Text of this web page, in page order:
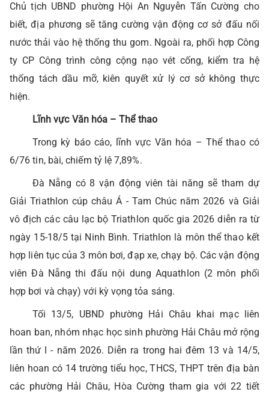
Chủ tịch UBND phường Hội An Nguyễn Tấn Cường cho
biết, địa phương sẽ tăng cường vận động cơ sở đấu nối
nước thải vào hệ thống thu gom. Ngoài ra, phối hợp Công
ty CP Công trình công cộng nạo vét cống, kiểm tra hệ
thống tách dầu mỡ, kiên quyết xử lý cơ sở không thực
hiện.
Lĩnh vực Văn hóa – Thể thao
Trong kỳ báo cáo, lĩnh vực Văn hóa – Thể thao có
6/76 tin, bài, chiếm tỷ lệ 7,89%.
Đà Nẵng có 8 vận động viên tài năng sẽ tham dự
Giải Triathlon cúp châu Á - Tam Chúc năm 2026 và Giải
vô địch các câu lạc bộ Triathlon quốc gia 2026 diễn ra từ
ngày 15-18/5 tại Ninh Bình. Triathlon là môn thể thao kết
hợp liên tục của 3 môn bơi, đạp xe, chạy bộ. Các vận động
viên Đà Nẵng thi đấu nội dung Aquathlon (2 môn phối
hợp bơi và chạy) với kỳ vọng tỏa sáng.
Tối 13/5, UBND phường Hải Châu khai mạc liên
hoan ban, nhóm nhạc học sinh phường Hải Châu mở rộng
lần thứ I - năm 2026. Diễn ra trong hai đêm 13 và 14/5,
liên hoan có 14 trường tiểu học, THCS, THPT trên địa bàn
các phường Hải Châu, Hòa Cường tham gia với 22 tiết